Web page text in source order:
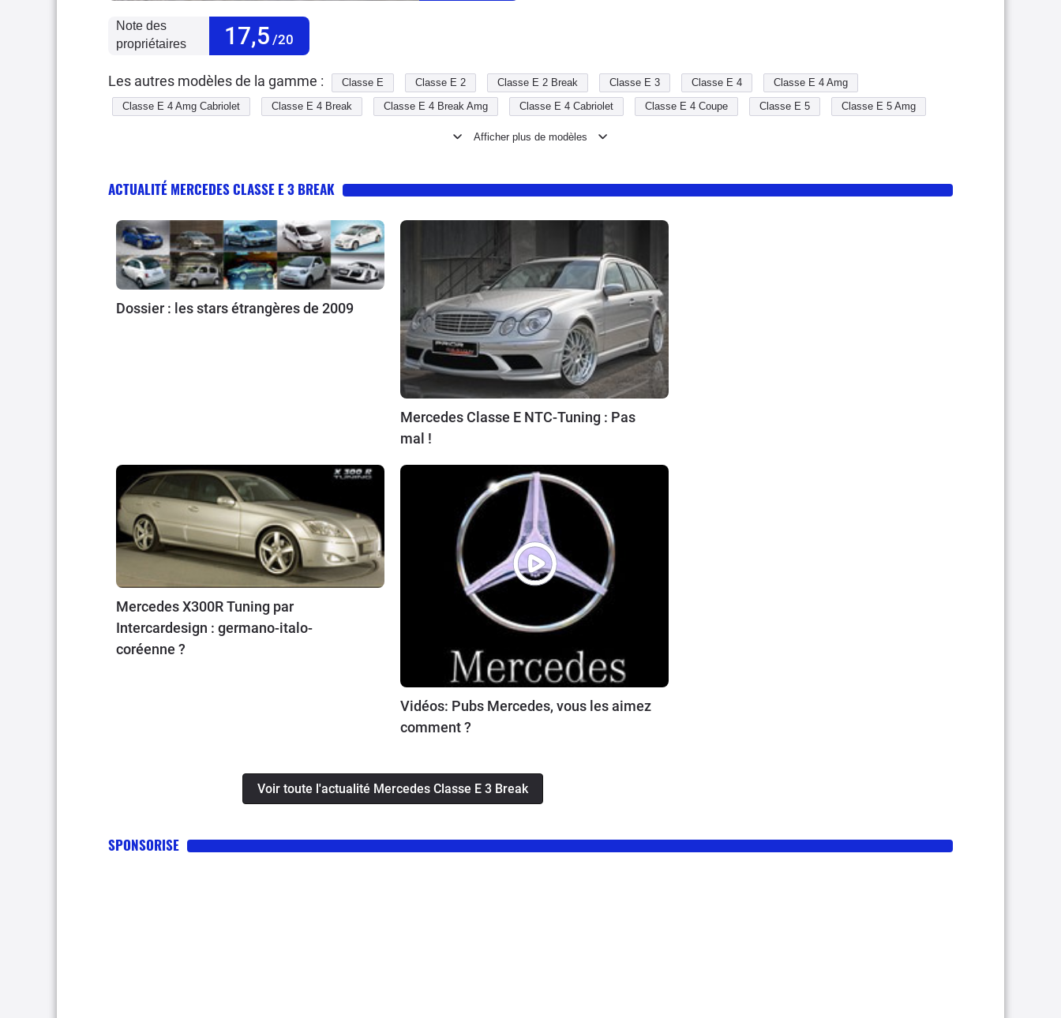
Note des
propriétaires
17,5 /20
Les autres modèles de la gamme : Classe E Classe E 2 Classe E 2 Break Classe E 3 Classe E 4
Classe E 4 Amg
Classe E 4 Amg Cabriolet
Classe E 4 Break Classe E 4 Break Amg Classe E 4 Cabriolet Classe E 4 Coupe Classe E 5
Classe E 5 Amg
Classe E 5 Break Amg Classe E 5 Cabriolet
ACTUALITÉ MERCEDES CLASSE E 3 BREAK
Dossier : les stars étrangères de 2009
Mercedes Classe E NTC-Tuning : Pas
mal !
Mercedes X300R Tuning par
Intercardesign : germano-italo-
coréenne ?
Vidéos: Pubs Mercedes, vous les aimez
comment ?
Voir toute l'actualité Mercedes Classe E 3 Break
SPONSORISE